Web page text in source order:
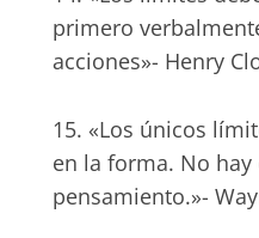
primero
acciones»- Henry
15. «Los únicos
en la forma. No
pensamiento.»-